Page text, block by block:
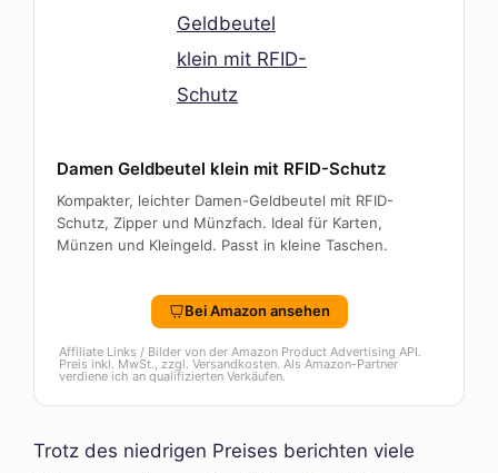
Damen Geldbeutel klein mit RFID-Schutz
Kompakter, leichter Damen-Geldbeutel mit RFID-
Schutz, Zipper und Münzfach. Ideal für Karten,
Münzen und Kleingeld. Passt in kleine Taschen.
Bei Amazon ansehen
Affiliate Links / Bilder von der Amazon Product Advertising API.
Preis inkl. MwSt., zzgl. Versandkosten. Als Amazon-Partner
verdiene ich an qualifizierten Verkäufen.
Trotz des niedrigen Preises berichten viele